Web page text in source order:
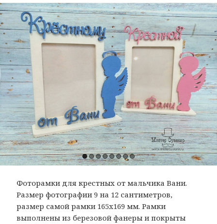
Фоторамки для крестных от мальчика Вани.
Размер фотографии 9 на 12 сантиметров,
размер самой рамки 165x169 мм. Рамки
выполнены из березовой фанеры и покрыты